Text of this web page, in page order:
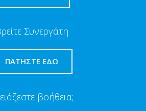
Συνεργάτη
ΠΑΤΉΣΤΕ ΕΔΏ
βοήθεια;